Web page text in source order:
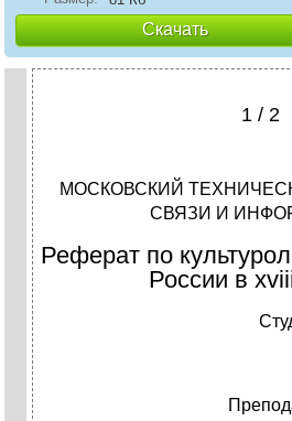
Скачать
1 / 2
МОСКОВСКИЙ
СВЯЗИ И
Реферат по
России в